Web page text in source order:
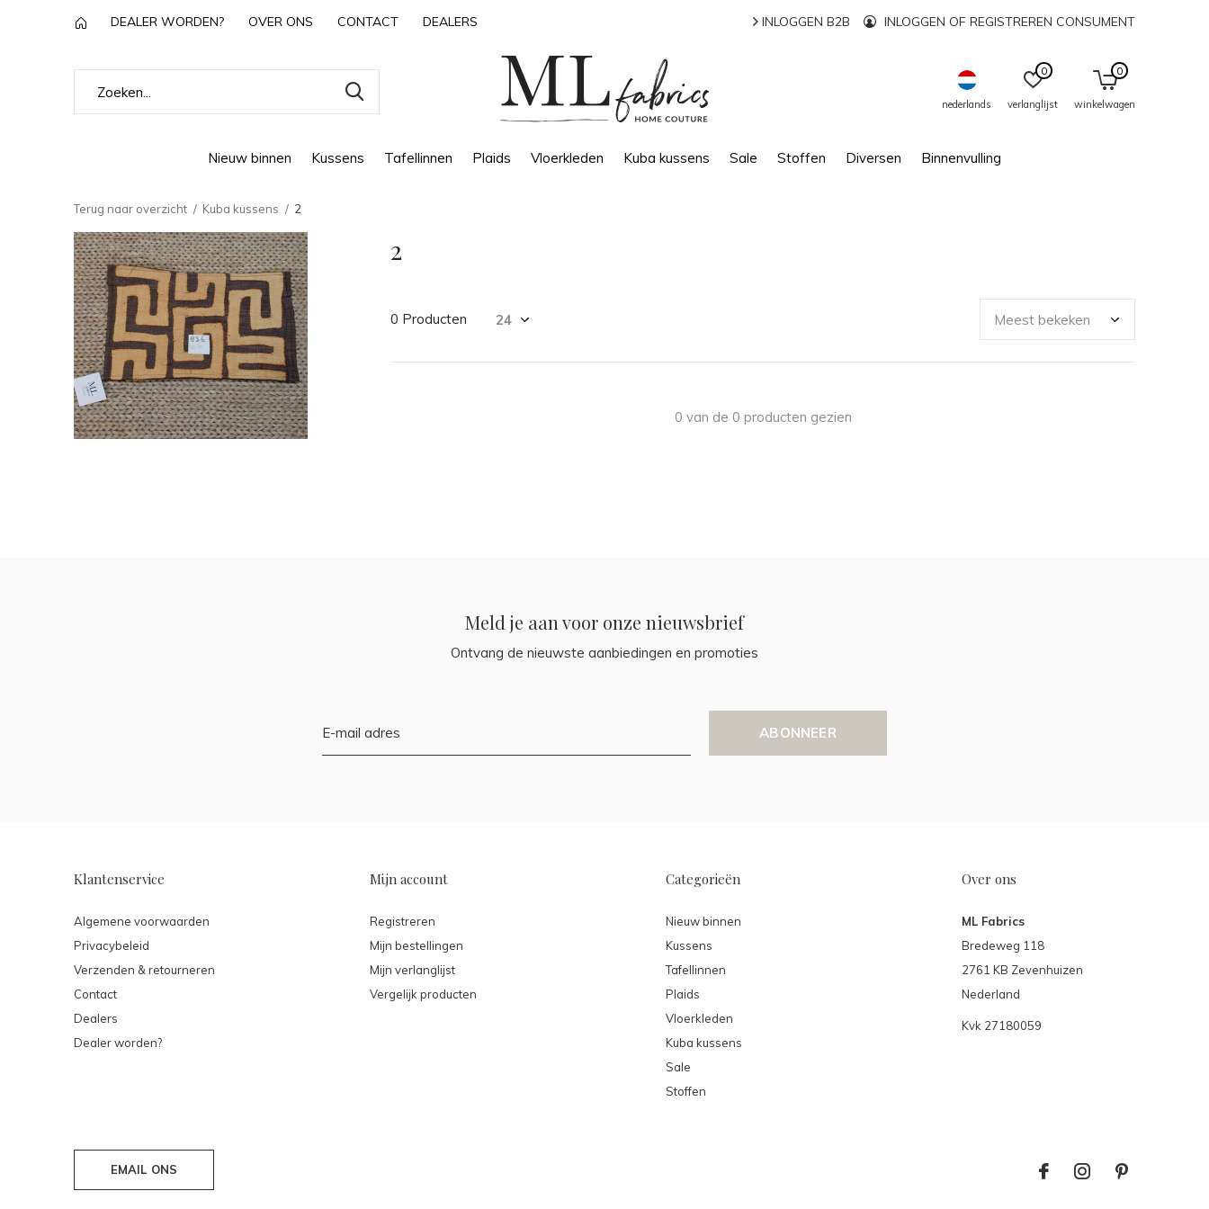
Nieuw binnen Kussens Tafellinnen Plaids Vloerkleden Kuba kussens Sale Stoffen Diversen Binnenvulling
nederlands verlanglijst
0
winkelwagen
0
DEALER WORDEN? OVER ONS CONTACT DEALERS INLOGGEN B2B INLOGGEN OF REGISTREREN CONSUMENT
Terug naar overzicht Kuba kussens 2
2
0 Producten
0 van de 0 producten gezien
Meld je aan voor onze nieuwsbrief
Ontvang de nieuwste aanbiedingen en promoties
ABONNEER
Klantenservice
Algemene voorwaarden
Privacybeleid
Verzenden & retourneren
Contact
Dealers
Dealer worden?
Mijn account
Registreren
Mijn bestellingen
Mijn verlanglijst
Vergelijk producten
Categorieën
Nieuw binnen
Kussens
Tafellinnen
Plaids
Vloerkleden
Kuba kussens
Sale
Stoffen
Over ons
ML Fabrics
Bredeweg 118
2761 KB Zevenhuizen
Nederland
Kvk 27180059
EMAIL ONS